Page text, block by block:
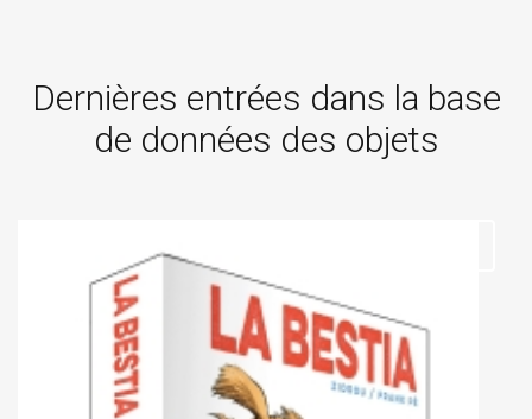
Dernières entrées dans la base
de données des objets